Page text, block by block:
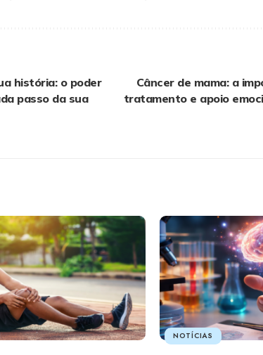
história: o poder
passo da sua
Câncer de mama: a
tratamento e apoio
NOTÍCIAS